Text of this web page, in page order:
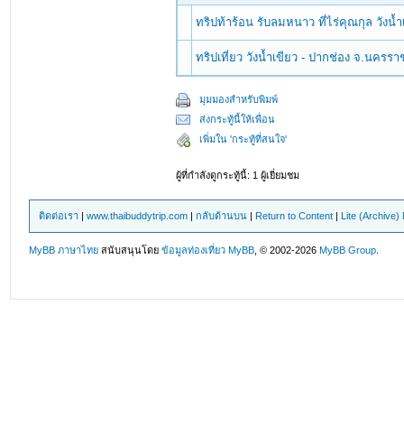
ทริปท้าร้อน รับลมหนาว ที่ไร่คุณกุล วังน้ำ
ทริปเที่ยว วังน้ำเขียว - ปากช่อง จ.นครร
มุมมองสำหรับพิมพ์
ส่งกระทู้นี้ให้เพื่อน
เพิ่มใน 'กระทู้ที่สนใจ'
ผู้ที่กำลังดูกระทู้นี้: 1 ผู้เยี่ยมชม
ติดต่อเรา |www.thaibuddytrip.com |กลับด้านบน | Return to Content | Lite (Archive)
MyBB ภาษาไทย สนับสนุนโดยข้อมูลท่องเที่ยว MyBB , © 2002-2026MyBB Group